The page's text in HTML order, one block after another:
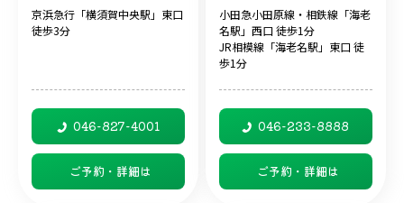
京浜急行「横須賀中央駅」東口
徒歩3分
046-827-4001
ご予約・詳細は
小田急小田原線・相鉄線「海老
名駅」西口 徒歩1分
JR相模線「海老名駅」東口 徒
歩1分
046-233-8888
ご予約・詳細は